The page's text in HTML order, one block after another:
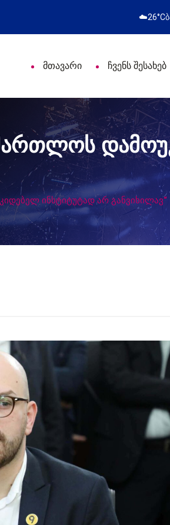
დღე მიულოცა ☁️26°C
მთავარი ჩვენს შესახებ
ინსტიტუტად არ განვიხილავ“